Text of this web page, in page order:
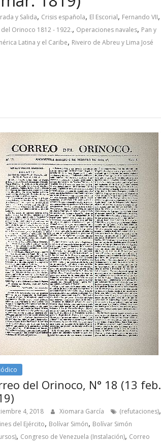
y Salida, Crisis española, El Escorial, Fernando VII,
Orinoco 1812 - 1922., Operaciones navales, Pan y
Latina y el Caribe, Riveiro de Abreu y Lima José
del Orinoco, N° 18 (13 feb.
4, 2018 Xiomara García (refutaciones),
del Ejército, Bolívar Simón, Bolívar Simón
, Congreso de Venezuela (Instalación), Correo